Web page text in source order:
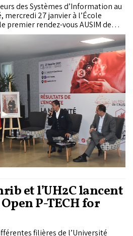
des Systèmes d’Information au
mercredi 27 janvier à l’École
premier rendez-vous AUSIM de
Cette rencontre a été
résultats de l’enquête réalisée sur
et les besoins en acculturation
ont pris part plus de 70
SI et/ou de la transformation
marocaines de différentes
et l’UH2C lancent
P-TECH for
filières de l’Université